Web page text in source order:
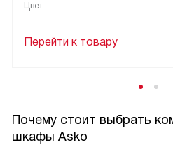
Цвет:
Перейти к товару
Почему стоит выбрать
шкафы Asko